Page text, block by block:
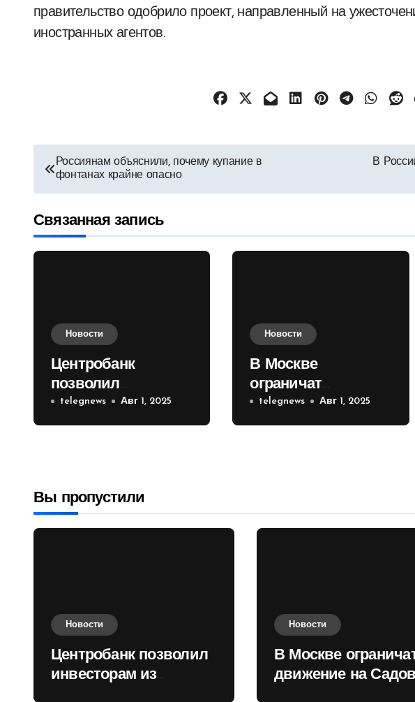
правительство одобрило проект, направленный на
иностранных агентов.
Навигация
по
записям
Россиянам объяснили, почему купание в
фонтанах крайне опасно
В
Связанная запись
Новости
Центробанк
позволил
инвесторам из
враждебных
telegnews Авг 1, 2025
Новости
В Москве
ограничат
движение на
Садовом кольце
telegnews Авг 1, 2025
Вы пропустили
Новости
Центробанк позволил
инвесторам из
Новости
В Москве
движение на